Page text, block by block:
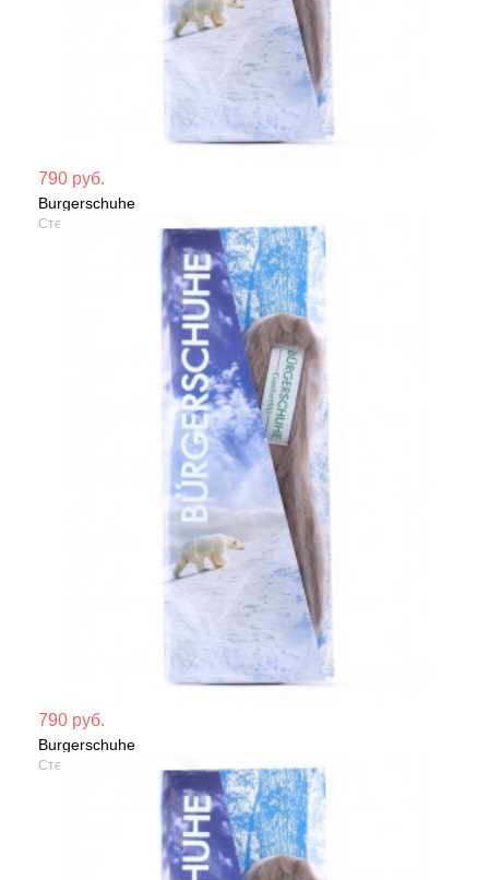
790 руб.
Burgerschuhe
Стельки
790 руб.
Burgerschuhe
Стельки